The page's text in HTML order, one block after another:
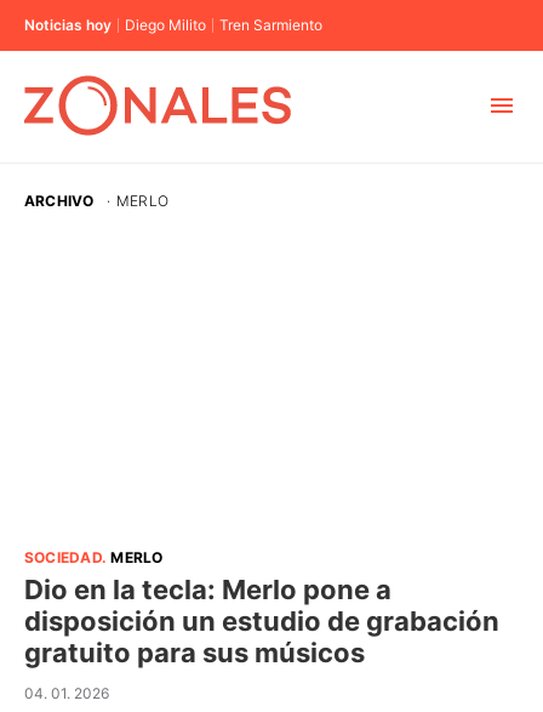
Noticias hoy Diego Milito Tren Sarmiento
ARCHIVO · MERLO
SOCIEDAD.MERLO
Dio en la tecla: Merlo pone a
disposición un estudio de grabación
gratuito para sus músicos
04. 01. 2026